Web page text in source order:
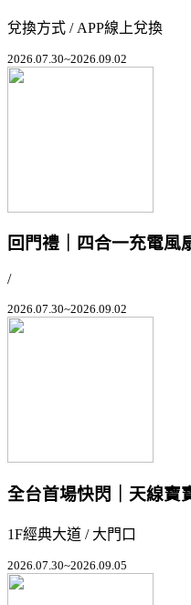
兌換方式 / APP線上兌換
2026.07.30~2026.09.02
回門禮｜四合一充電風
/
2026.07.30~2026.09.02
全台首場快閃｜天線寶
1F經典大道 / 大門口
2026.07.30~2026.09.05